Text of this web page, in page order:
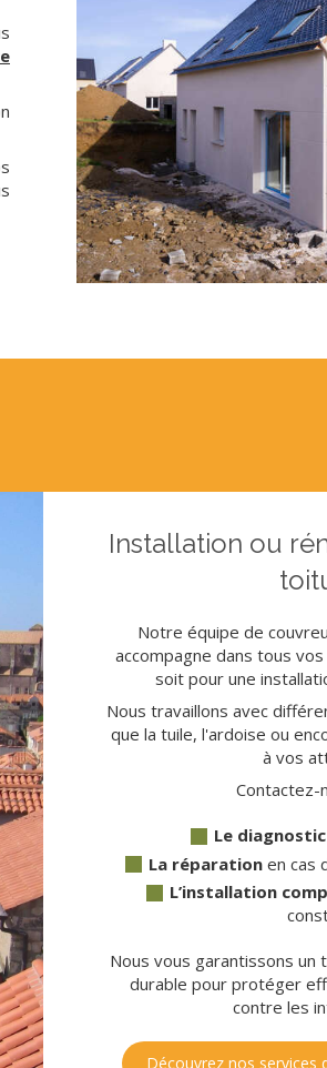
Installation ou
Notre équipe de
accompagne dans tous
soit pour une
Nous travaillons avec
que la tuile, l'ardoise ou
à vos
Contactez-
Le diagnostic
La réparation en cas
L’installation
Nous vous garantissons
durable pour protéger
contre les
Découvrez nos services